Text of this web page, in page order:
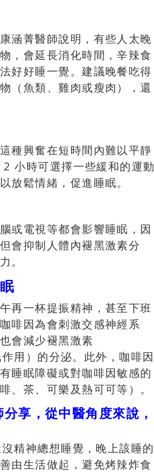
涵菁醫師說明，有些人太晚
，會延長消化時間，辛辣食
好好睡一覺。建議晚餐吃得
（魚類、雞肉或瘦肉），還
種興奮在短時間內難以平靜
小時可選擇一些緩和的運動
放鬆情緒，促進睡眠。
或電視等都會影響睡眠，因
會抑制人體內褪黑激素分
。
再一杯提振精神，甚至下班
啡因為會刺激交感神經系
會減少褪黑激素
用）的分泌。此外，咖啡因
睡眠障礙或對咖啡因敏感的
、茶、可樂及熱可可等）。
享，從中醫角度來說，
精神總想睡覺，晚上該睡的
由生活做起，避免烤辣炸食